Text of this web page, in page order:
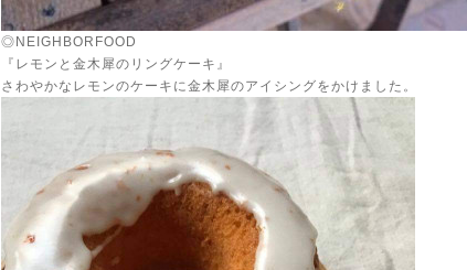
◎NEIGHBORFOOD
『レモンと金木犀のリングケーキ』
さわやかなレモンのケーキに金木犀のアイシングをかけました。